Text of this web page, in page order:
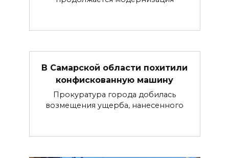
В Самарской области похитили
конфискованную машину
Прокуратура города добилась
возмещения ущерба, нанесенного